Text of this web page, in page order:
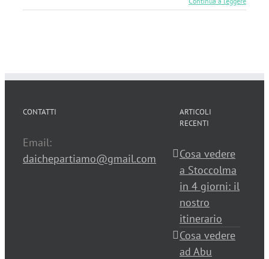
CONTATTI
Email:
daichepartiamo@gmail.com
ARTICOLI
RECENTI
Cosa vedere
a Stoccolma
in 4 giorni: il
nostro
itinerario
Cosa vedere
ad Abu